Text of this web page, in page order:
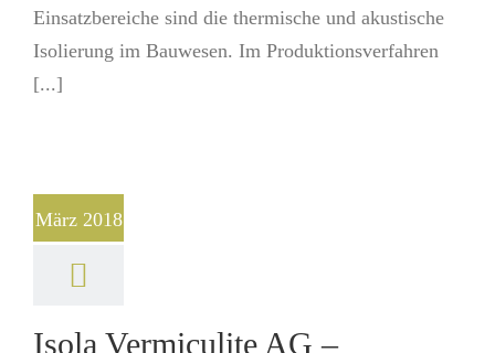
Einsatzbereiche sind die thermische und akustische
Isolierung im Bauwesen. Im Produktionsverfahren
[...]
März 2018
Isola Vermiculite AG –